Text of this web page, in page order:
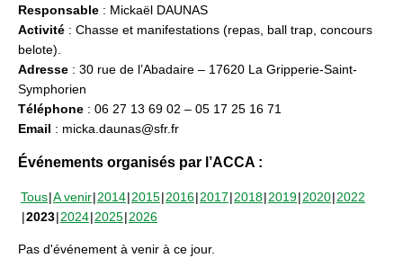
Responsable : Mickaël DAUNAS
Activité : Chasse et manifestations (repas, ball trap, concours
belote).
Adresse : 30 rue de l’Abadaire – 17620 La Gripperie-Saint-
Symphorien
Téléphone : 06 27 13 69 02 – 05 17 25 16 71
Email : micka.daunas@sfr.fr
Événements organisés par l’ACCA :
Tous A venir 2014 2015 2016 2017 2018 2019 2020 2022
2023 2024 2025 2026
Pas d'événement à venir à ce jour.